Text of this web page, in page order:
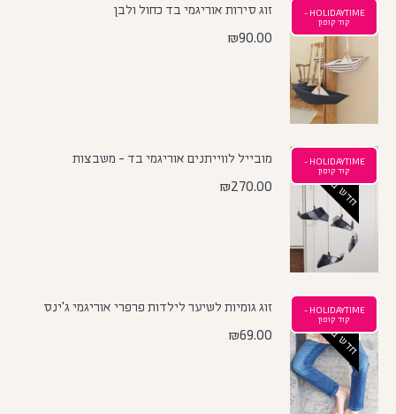
HOLIDAYTIME -
קוד קופון
זוג סירות אוריגמי בד כחול ולבן
₪90.00
חדש באתר
HOLIDAYTIME -
קוד קופון
מובייל לווייתנים אוריגמי בד - משבצות
₪270.00
חדש באתר
HOLIDAYTIME -
קוד קופון
זוג גומיות לשיער לילדות פרפרי אוריגמי ג'ינס
₪69.00